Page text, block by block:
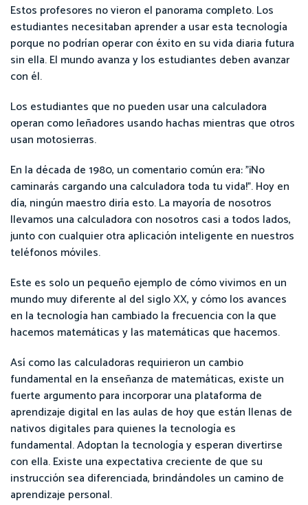
Estos profesores no vieron el panorama completo. Los
estudiantes necesitaban aprender a usar esta tecnología
porque no podrían operar con éxito en su vida diaria futura
sin ella. El mundo avanza y los estudiantes deben avanzar
con él.
Los estudiantes que no pueden usar una calculadora
operan como leñadores usando hachas mientras que otros
usan motosierras.
En la década de 1980, un comentario común era: "¡No
caminarás cargando una calculadora toda tu vida!". Hoy en
día, ningún maestro diría esto. La mayoría de nosotros
llevamos una calculadora con nosotros casi a todos lados,
junto con cualquier otra aplicación inteligente en nuestros
teléfonos móviles.
Este es solo un pequeño ejemplo de cómo vivimos en un
mundo muy diferente al del siglo XX, y cómo los avances
en la tecnología han cambiado la frecuencia con la que
hacemos matemáticas y las matemáticas que hacemos.
Así como las calculadoras requirieron un cambio
fundamental en la enseñanza de matemáticas, existe un
fuerte argumento para incorporar una plataforma de
aprendizaje digital en las aulas de hoy que están llenas de
nativos digitales para quienes la tecnología es
fundamental. Adoptan la tecnología y esperan divertirse
con ella. Existe una expectativa creciente de que su
instrucción sea diferenciada, brindándoles un camino de
aprendizaje personal.